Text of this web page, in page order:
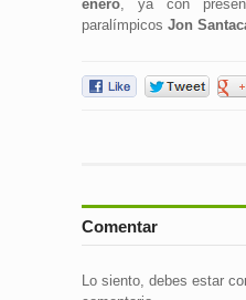
enero, ya con
paralímpicos Jon
Comentar
Lo siento, debes estar